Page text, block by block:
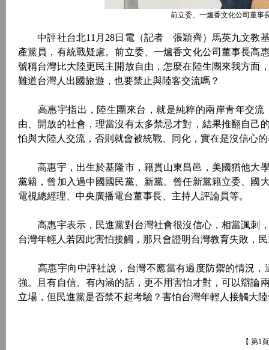
前立委、一爐香文化公司董
中評社台北11月28日電（記者 張穎齊）馬英九文教基
產黨員，有統戰疑慮。前立委、一爐香文化公司董事長高
號稱台灣比大陸更民主開放自由，怎麼在陸生團來我方面
難道台灣人出國旅遊，也要禁止與陸客交流嗎？
高惠宇指出，陸生團來台，就是純粹的兩岸青年交流
由、開放的社會，理當沒有太多禁忌才對，結果推翻自己
怕與大陸人交流，否則就會被統戰、同化，實在是沒信心
高惠宇，出生於基隆市，籍貫山東昌邑，美國猶他大
黨籍，曾加入過中國國民黨、新黨。曾任新黨籍立委、國
電視總經理、中央廣播電台董事長、主持人評論員等。
高惠宇表示，民進黨對台灣社會很沒信心，相當諷刺
台灣年輕人若因此害怕接觸，那只會證明台灣教育失敗，
高惠宇向中評社說，台灣不應當有過度防禦的情況，
強。且有自信、有內涵的話，更不用害怕才對，可以辯論
立場，但民進黨是否禁不起考驗？害怕台灣年輕人接觸大
【 第1